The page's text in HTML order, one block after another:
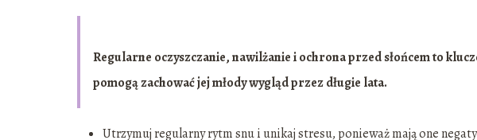
Regularne oczyszczanie, nawilżanie i ochrona przed słońcem to
pomogą zachować jej młody wygląd przez długie lata.
Utrzymuj regularny rytm snu i unikaj stresu, ponieważ mają one